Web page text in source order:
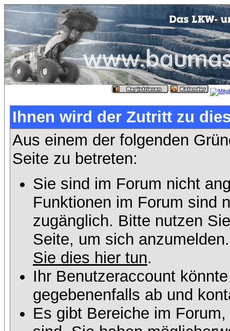
Ihnen wird der Zutritt zu
Aus einem der folgenden
Seite zu betreten:
Sie sind im Forum nicht
Funktionen im Forum sind
zugänglich. Bitte nutzen
Seite, um sich
Sie dies hier tun.
Ihr Benutzeraccount
gegebenenfalls ab und
Es gibt Bereiche im